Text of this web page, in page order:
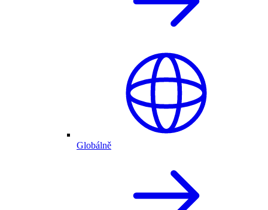
Globálně